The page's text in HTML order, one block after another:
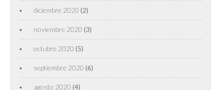
diciembre 2020 (2)
noviembre 2020 (3)
octubre 2020 (5)
septiembre 2020 (6)
agosto 2020 (4)